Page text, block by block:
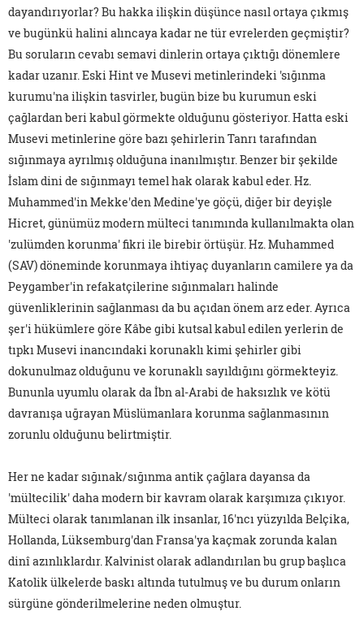
dayandırıyorlar? Bu hakka ilişkin düşünce nasıl ortaya çıkmış
ve bugünkü halini alıncaya kadar ne tür evrelerden geçmiştir?
Bu soruların cevabı semavi dinlerin ortaya çıktığı dönemlere
kadar uzanır. Eski Hint ve Musevi metinlerindeki 'sığınma
kurumu'na ilişkin tasvirler, bugün bize bu kurumun eski
çağlardan beri kabul görmekte olduğunu gösteriyor. Hatta eski
Musevi metinlerine göre bazı şehirlerin Tanrı tarafından
sığınmaya ayrılmış olduğuna inanılmıştır. Benzer bir şekilde
İslam dini de sığınmayı temel hak olarak kabul eder. Hz.
Muhammed'in Mekke'den Medine'ye göçü, diğer bir deyişle
Hicret, günümüz modern mülteci tanımında kullanılmakta olan
'zulümden korunma' fikri ile birebir örtüşür. Hz. Muhammed
(SAV) döneminde korunmaya ihtiyaç duyanların camilere ya da
Peygamber'in refakatçilerine sığınmaları halinde
güvenliklerinin sağlanması da bu açıdan önem arz eder. Ayrıca
şer'i hükümlere göre Kâbe gibi kutsal kabul edilen yerlerin de
tıpkı Musevi inancındaki korunaklı kimi şehirler gibi
dokunulmaz olduğunu ve korunaklı sayıldığını görmekteyiz.
Bununla uyumlu olarak da İbn al-Arabi de haksızlık ve kötü
davranışa uğrayan Müslümanlara korunma sağlanmasının
zorunlu olduğunu belirtmiştir.
Her ne kadar sığınak/sığınma antik çağlara dayansa da
'mültecilik' daha modern bir kavram olarak karşımıza çıkıyor.
Mülteci olarak tanımlanan ilk insanlar, 16'ncı yüzyılda Belçika,
Hollanda, Lüksemburg'dan Fransa'ya kaçmak zorunda kalan
dinî azınlıklardır. Kalvinist olarak adlandırılan bu grup başlıca
Katolik ülkelerde baskı altında tutulmuş ve bu durum onların
sürgüne gönderilmelerine neden olmuştur.